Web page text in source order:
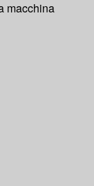
macchina